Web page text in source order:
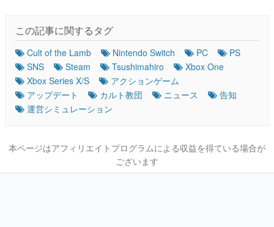
この記事に関するタグ
Cult of the Lamb Nintendo Switch PC
PS
SNS
Steam Tsushimahiro
Xbox One
Xbox Series X/S
アクションゲーム
アップデート
カルト教団 ニュース
告知
運営シミュレーション
本ページはアフィリエイトプログラムによる収益を得ている場合が
ございます